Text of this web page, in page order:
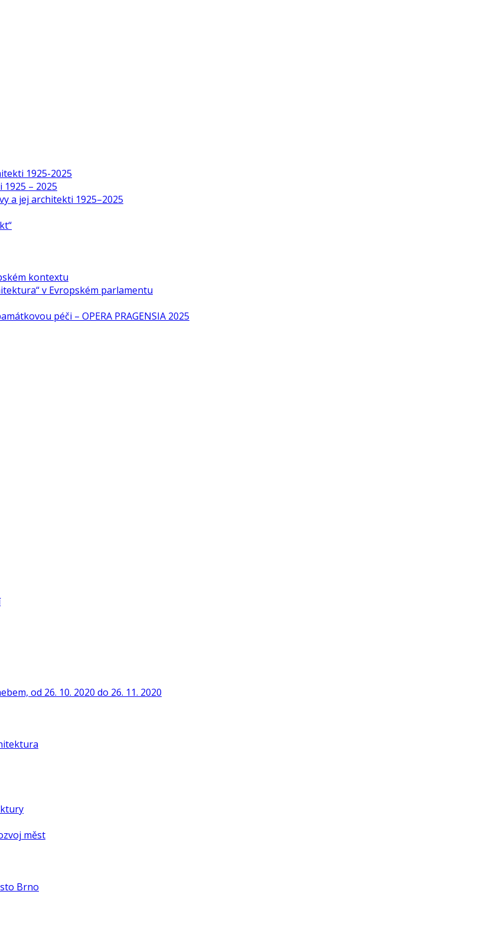
1925-2025
– 2025
a jej architekti 1925–2025
kontextu
v Evropském parlamentu
péči – OPERA PRAGENSIA 2025
od 26. 10. 2020 do 26. 11. 2020
měst
Brno